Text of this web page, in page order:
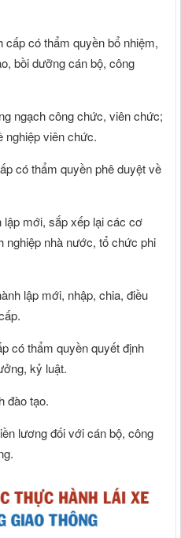
cấp có thẩm quyền bổ nhiệm,
bồi dưỡng cán bộ, công
ngạch công chức, viên chức;
nghiệp viên chức.
có thẩm quyền phê duyệt về
lập mới, sắp xếp lại các cơ
nghiệp nhà nước, tổ chức phi
lập mới, nhập, chia, điều
có thẩm quyền quyết định
kỷ luật.
đào tạo.
lương đối với cán bộ, công